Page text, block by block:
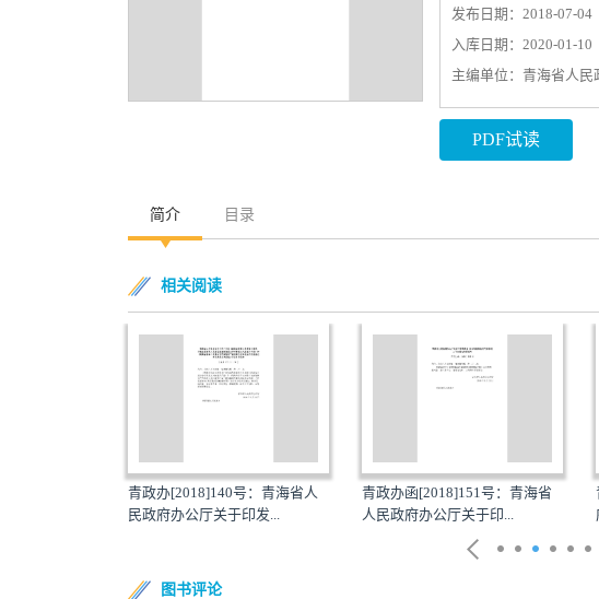
发布日期：2018-07-04
入库日期：2020-01-10
主编单位：青海省人民
PDF试读
简介 目录
相关阅读
青政办[2018]140号：青海省人
民政府办公厅关于印发...
青政办函[2018]151号：青海省
人民政府办公厅关于印...
图书评论